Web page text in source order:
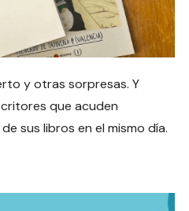
y otras sorpresas. Y
que acuden
sus libros en el mismo día.